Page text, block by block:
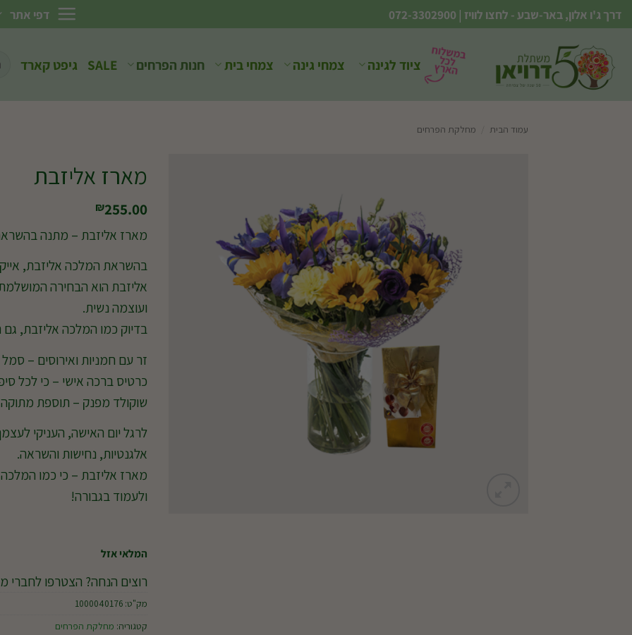
Skip
to
content
דרך ג'ו אלון, באר-שבע - לחצו לוויז |
072-3302900 דפי אתר
ציוד לגינה צמחי גינה צמחי בית חנות הפרחים SALE גיפט קארד
עמוד הבית מחלקת הפרחים
מארז אליזבת
₪255.00
מארז אליזבת – מתנה
בהשראת המלכה אליזבת,
אליזבת הוא הבחירה
ועוצמה נשית.
בדיוק כמו המלכה אליזבת,
זר עם חמניות ואירוסים –
כרטיס ברכה אישי – כי לכל
שוקולד מפנק – תוספת מתוקה
לרגל יום האישה, העניקי
אלגנטיות, נחישות והשראה.
מארז אליזבת – כי כמו
ולעמוד בגבורה!
המלאי אזל
רוצים הנחה? הצטרפו לחברי
מק"ט: 1000040176
קטגוריה: מחלקת הפרחים